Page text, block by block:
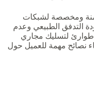
ومخصصة لشبكات
التدفق الطبيعي وعدم
طوارئ لتسليك مجاري
نصائح مهمة للعميل حول